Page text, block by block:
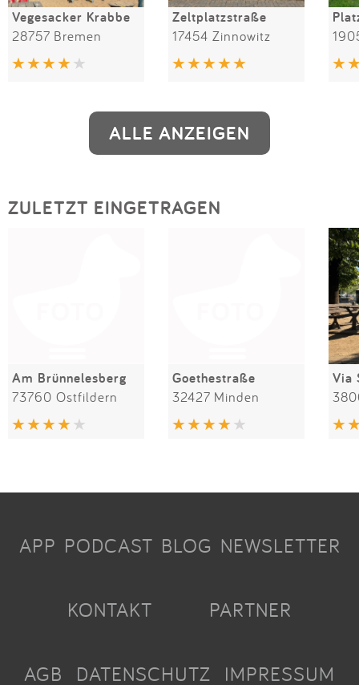
Vegesacker Krabbe
28757 Bremen
Zeltplatzstraße
17454 Zinnowitz
ALLE ANZEIGEN
ZULETZT EINGETRAGEN
Am Brünnelesberg
73760 Ostfildern
Goethestraße
32427 Minden
Via
APP PODCAST BLOG NEWSLETTER
KONTAKT PARTNER
AGB DATENSCHUTZ IMPRESSUM